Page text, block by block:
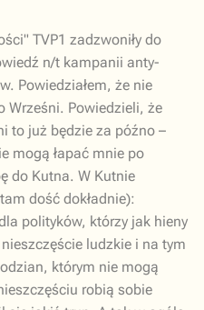
TVP1 zadzwoniły do
n/t kampanii anty-
Powiedziałem, że nie
Wrześni. Powiedzieli, że
to już będzie za późno –
mogą łapać mnie po
do Kutna. W Kutnie
dość dokładnie):
polityków, którzy jak hieny
ludzkie i na tym
którym nie mogą
robią sobie